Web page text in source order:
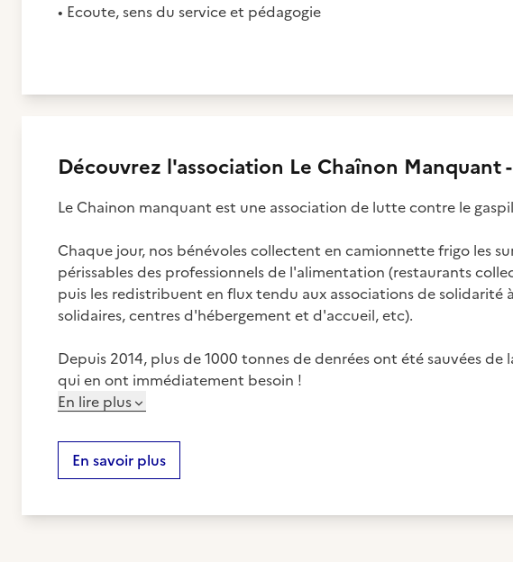
• Ecoute, sens du service et pédagogie
Découvrez l'association Le Chaînon Manquant
Le Chainon manquant est une association de lutte contre le
Chaque jour, nos bénévoles collectent en camionnette frigo les
périssables des professionnels de l'alimentation (restaurants
puis les redistribuent en flux tendu aux associations de solidarité
solidaires, centres d'hébergement et d'accueil, etc).
Depuis 2014, plus de 1000 tonnes de denrées ont été sauvées
qui en ont immédiatement besoin !
En lire plus
En savoir plus